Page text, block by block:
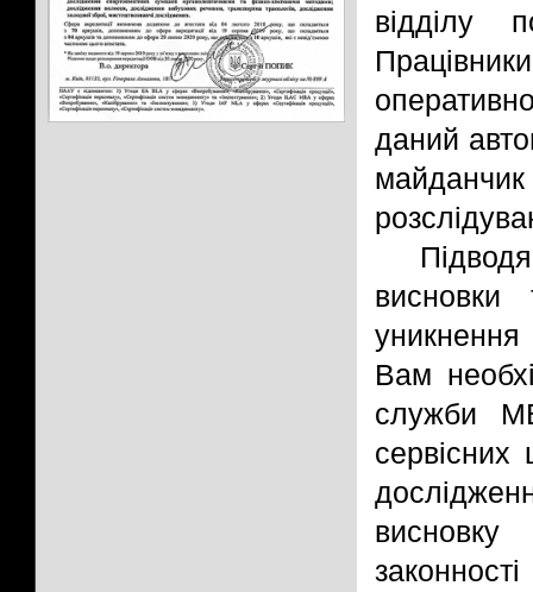
відділу
даний
уникнення
Вам
служби